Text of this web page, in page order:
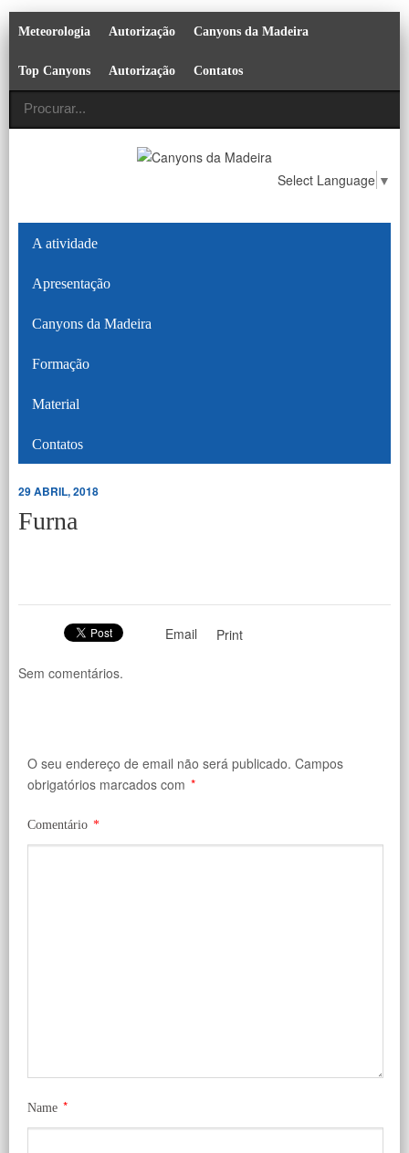
Meteorologia Autorização Canyons da Madeira
Top Canyons Autorização Contatos
Select Language ▼
A atividade
Apresentação
Canyons da Madeira
Formação
Material
Contatos
29 ABRIL, 2018
Furna
Email Print
Sem comentários.
O seu endereço de email não será publicado. Campos
obrigatórios marcados com *
Comentário *
Name *